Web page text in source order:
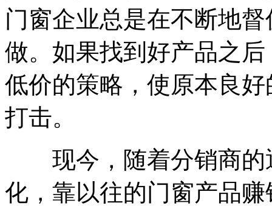
门窗企业总是在不断地
做。如果找到好产品之
低价的策略，使原本良
打击。
现今，随着分销商的
化，靠以往的门窗产品